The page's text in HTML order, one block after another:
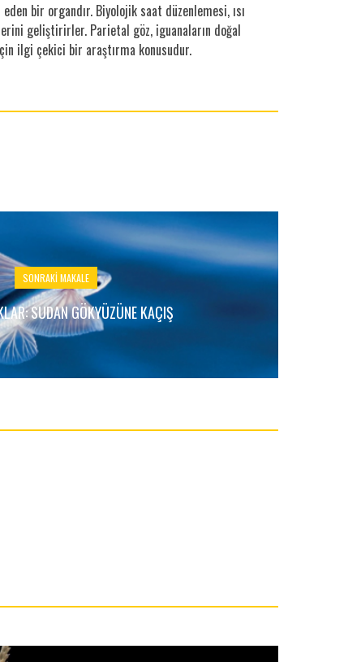
bir organdır. Biyolojik saat düzenlemesi, ısı
geliştirirler. Parietal göz, iguanaların doğal
ilgi çekici bir araştırma konusudur.
SONRAKI MAKALE
SUDAN GÖKYÜZÜNE KAÇIŞ